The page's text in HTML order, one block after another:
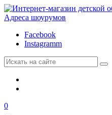
Адреса шоурумов
Facebook
Instagramm
0